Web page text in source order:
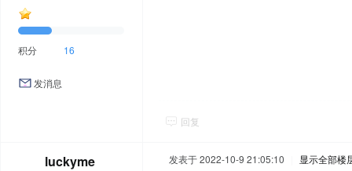
积分 16
发消息
回复
luckyme 发表于 2022-10-9 21:05:10 显示全部楼